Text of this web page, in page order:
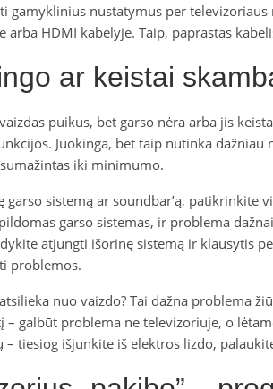
gamyklinius nustatymus per televizoriaus
arba HDMI kabelyje. Taip, paprastas
ar keistai
puikus, bet garso nėra arba jis
Juokinga, bet taip nutinka
iki minimumo.
garso sistemą ar soundbar’ą, patikrinkite
garso sistemas, ir problema
atjungti išorinę sistemą ir klausytis
problemos.
nuo vaizdo? Tai dažna problema
– galbūt problema ne televizoriuje, o
– tiesiog išjunkite iš elektros lizdo,